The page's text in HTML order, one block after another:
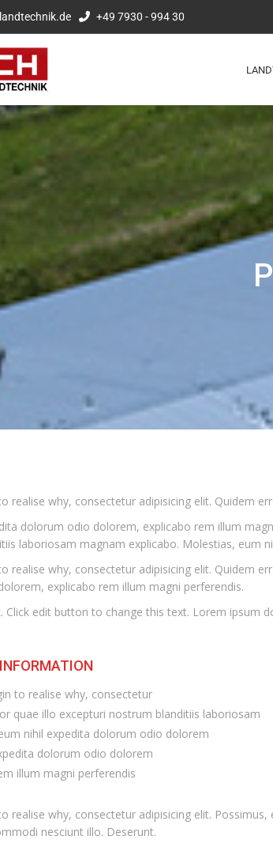
+49 7930 - 994 30
realise why, consectetur adipisicing elit. Quidem
dolorum odio dolorem, explicabo rem illum
laboriosam magnam explicabo. Molestias, eum
realise why, consectetur adipisicing elit. Quidem
explicabo rem illum magni perferendis.
Click edit button to change this text. Lorem ipsum
to realise why, consectetur
quae illo excepturi nostrum blanditiis laboriosam
nihil expedita dolorum odio dolorem
dolorum odio dolorem
illum magni perferendis
realise why, consectetur adipisicing elit.
nesciunt illo. Deserunt.